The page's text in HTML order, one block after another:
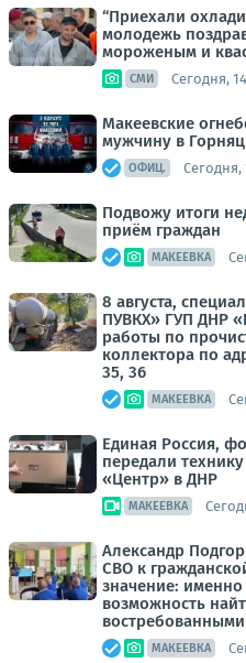
“Приехали
молодежь
мороженым и
СМИ Сегодня,
Макеевские
мужчину в
ОФИЦ. Сегодня,
Подвожу итоги
приём граждан
МАКЕЕВКА
8 августа,
ПУВКХ» ГУП ДНР
работы по
коллектора по
35, 36
МАКЕЕВКА
Единая Россия,
передали
«Центр» в ДНР
МАКЕЕВКА
Александр
СВО к
значение:
возможность
МАКЕЕВКА